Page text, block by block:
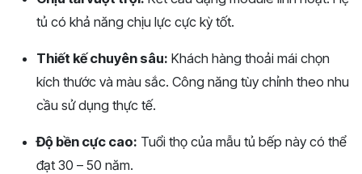
tủ có khả năng chịu lực cực kỳ tốt.
Thiết kế chuyên sâu: Khách hàng thoải mái chọn
kích thước và màu sắc. Công năng tùy chỉnh theo nhu
cầu sử dụng thực tế.
Độ bền cực cao: Tuổi thọ của mẫu tủ bếp này có thể
đạt 30 – 50 năm.